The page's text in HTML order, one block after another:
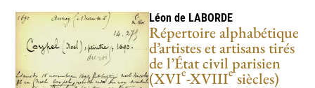
Léon de LABORDE
Répertoire alphabétique
d’artistes et artisans tirés
de l’État civil parisien
(XVIe-XVIIIesiècles)